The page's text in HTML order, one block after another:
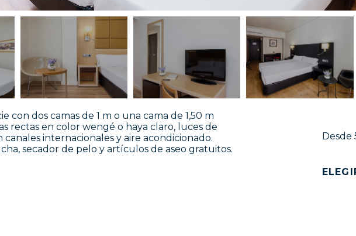
con dos camas de 1 m o una cama de 1,50 m
rectas en color wengé o haya claro, luces de
canales internacionales y aire acondicionado.
secador de pelo y artículos de aseo gratuitos.
Desde